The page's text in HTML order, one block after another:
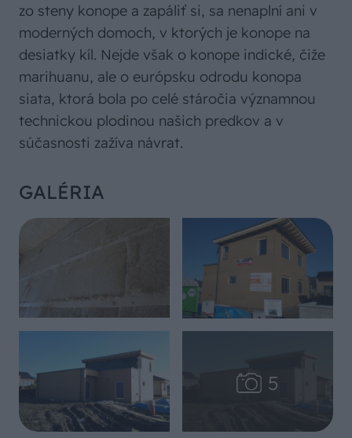
zo steny konope a zapáliť si, sa nenaplní ani v
moderných domoch, v ktorých je konope na
desiatky kíl. Nejde však o konope indické, čiže
marihuanu, ale o európsku odrodu konopa
siata, ktorá bola po celé stáročia významnou
technickou plodinou našich predkov a v
súčasnosti zažíva návrat.
GALÉRIA